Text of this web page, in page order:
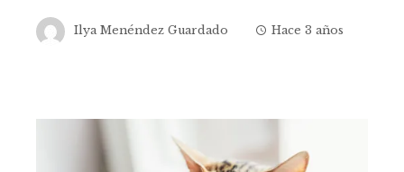
Ilya Menéndez Guardado Hace 3 años